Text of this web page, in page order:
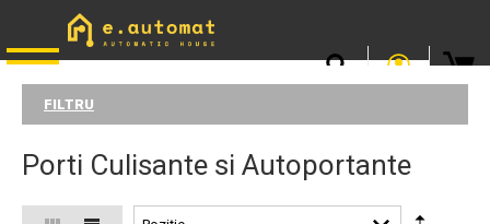
📞0746.301.381· L–V 9–17 · Livrare gratuită peste 500 lei
FILTRU
Porti Culisante si Autoportante